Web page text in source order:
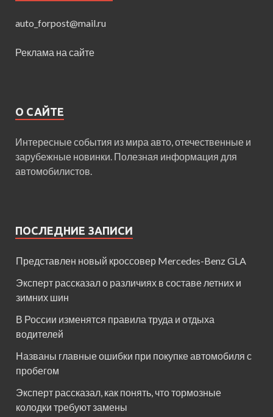
auto_forpost@mail.ru
Реклама на сайте
О САЙТЕ
Интересные события из мира авто, отечественные и
зарубежные новинки. Полезная информация для
автомобилистов.
ПОСЛЕДНИЕ ЗАПИСИ
Представлен новый кроссовер Mercedes-Benz GLA
Эксперт рассказал о различиях в составе летних и
зимних шин
В России изменятся правила труда и отдыха
водителей
Названы главные ошибки при покупке автомобиля с
пробегом
Эксперт рассказал, как понять, что тормозные
колодки требуют замены